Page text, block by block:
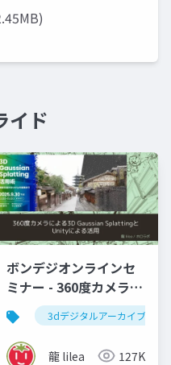
イド
3dデジタルアーカイブ
ボンデジオンラインセ
ミナー - 360度カメラに
よる3D Gaussian
SplattingとUnityによ
る活用
3dデジタルアーカイブ
龍 lilea 127K